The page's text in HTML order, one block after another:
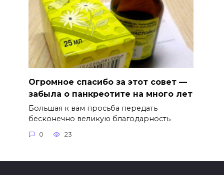
Огромное спасибо за этот совет —
забыла о панкреотите на много лет
Большая к вам просьба передать
бесконечно великую благодарность
0 23